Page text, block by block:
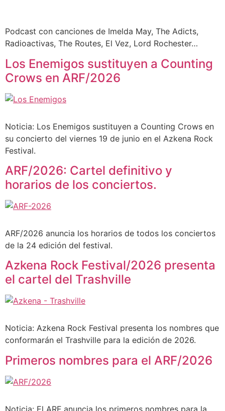
Podcast con canciones de Imelda May, The Adicts,
Radioactivas, The Routes, El Vez, Lord Rochester…
Los Enemigos sustituyen a Counting
Crows en ARF/2026
Noticia: Los Enemigos sustituyen a Counting Crows en
su concierto del viernes 19 de junio en el Azkena Rock
Festival.
ARF/2026: Cartel definitivo y
horarios de los conciertos.
ARF/2026 anuncia los horarios de todos los conciertos
de la 24 edición del festival.
Azkena Rock Festival/2026 presenta
el cartel del Trashville
Noticia: Azkena Rock Festival presenta los nombres que
conformarán el Trashville para la edición de 2026.
Primeros nombres para el ARF/2026
Noticia: El ARF anuncia los primeros nombres para la